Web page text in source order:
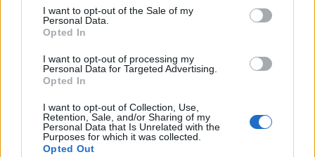
consent section.
I want to opt-out of the Sale of my
Personal Data.
Opted In
I want to opt-out of processing my
Personal Data for Targeted Advertising.
Opted In
I want to opt-out of Collection, Use,
Retention, Sale, and/or Sharing of my
Personal Data that Is Unrelated with the
Purposes for which it was collected.
Opted Out
csésze kávét, amely nagyjából 400 mg koffeinnek
felel meg(ennél több koffein bevitele naponta
életmód mellett érdemes beilleszteni,
kiegyensúlyozott étrenddel és rendszeres
mozgással kiegészítve.